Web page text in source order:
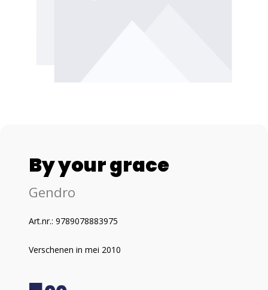
By your grace
Gendro
Art.nr.: 9789078883975
Verschenen in mei 2010